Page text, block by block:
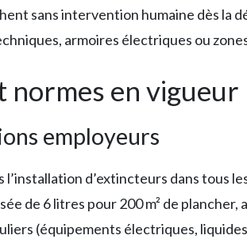
sans intervention humaine dès la
armoires électriques ou
normes en vigueur
employeurs
d’extincteurs dans tous
de 6 litres pour 200 m² de plancher,
(équipements électriques,